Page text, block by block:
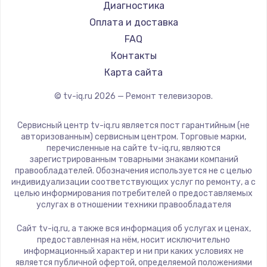
Замена видеокарты
1600 руб.
Заказать
Ремонт разъема питания
880 руб.
Заказать
Замена видеочипа
2745 руб.
Заказать
2600 руб.
Заказать
Hyundai
Doffler
Hiper
Grundig
HITACHI
Yandex
National
iFFALCON
Tuvio
Nord
BenQ
Диагностика
Оплата и доставка
FAQ
Контакты
Карта сайта
© tv-iq.ru 2026 — Ремонт телевизоров.
Сервисный центр tv-iq.ru является пост гарантийным (не
авторизованным) сервисным центром. Торговые марки,
перечисленные на сайте tv-iq.ru, являются
зарегистрированным товарными знаками компаний
правообладателей. Обозначения используется не с целью
индивидуализации соответствующих услуг по ремонту, а с
целью информирования потребителей о предоставляемых
услугах в отношении техники правообладателя
Сайт tv-iq.ru, а также вся информация об услугах и ценах,
предоставленная на нём, носит исключительно
информационный характер и ни при каких условиях не
является публичной офертой, определяемой положениями